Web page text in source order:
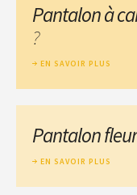
Pantalon à
?
EN SAVOIR PLUS
Pantalon
EN SAVOIR PLUS